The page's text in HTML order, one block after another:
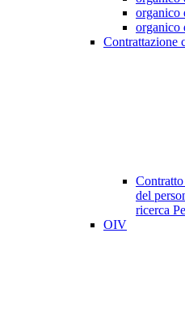
Contrattazione
del
ricerca
OIV